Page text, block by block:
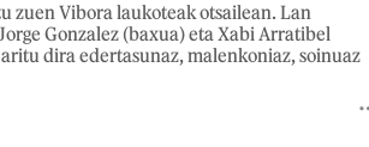
zuen Vibora laukoteak otsailean. Lan
Gonzalez (baxua) eta Xabi Arratibel
dira edertasunaz, malenkoniaz, soinuaz